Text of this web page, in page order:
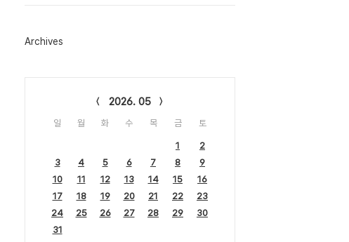
그
Archives
2026. 05
일 월 화 수 목 금 토
1
2
3
4 5 6 7 8
9
10
11 12 13 14 15
16
17
18 19 20 21 22
23
24
25 26 27 28 29
30
31